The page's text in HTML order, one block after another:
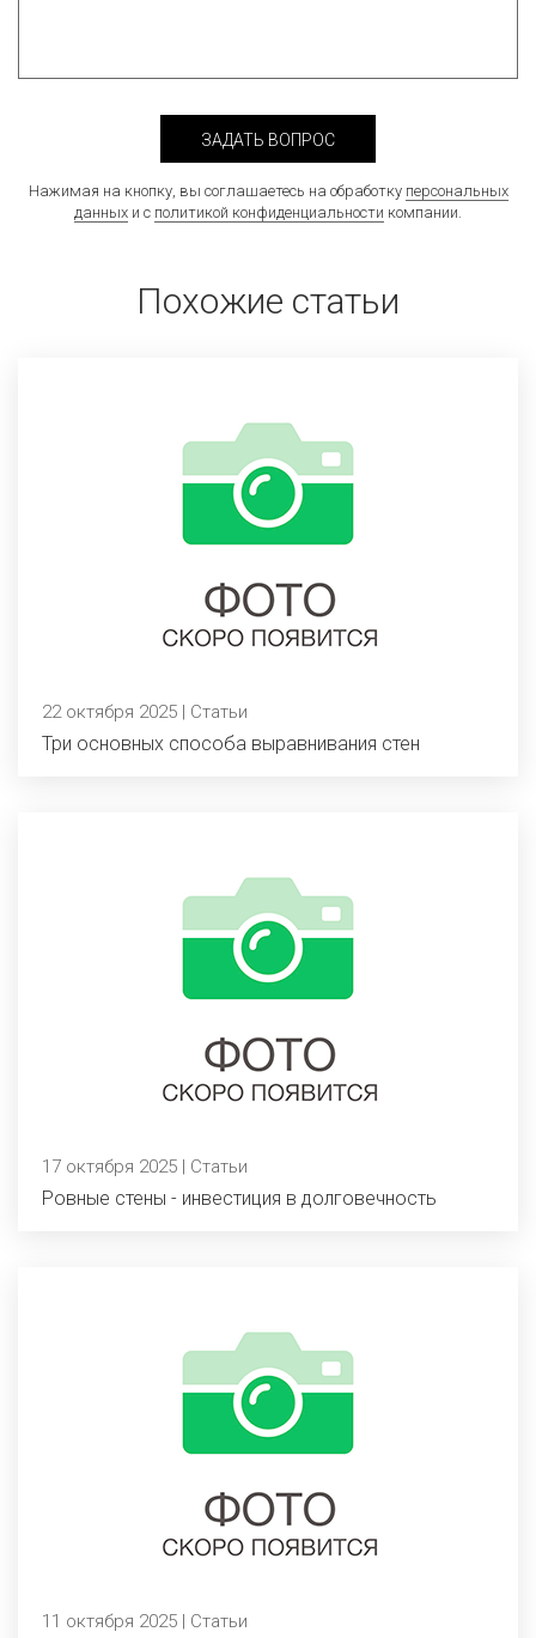
ЗАДАТЬ ВОПРОС
Нажимая на кнопку, вы соглашаетесь на обработку персональных
данных и с политикой конфиденциальности компании.
Похожие статьи
22 октября 2025 | Статьи
Три основных способа выравнивания стен
17 октября 2025 | Статьи
Ровные стены - инвестиция в долговечность
11 октября 2025 | Статьи